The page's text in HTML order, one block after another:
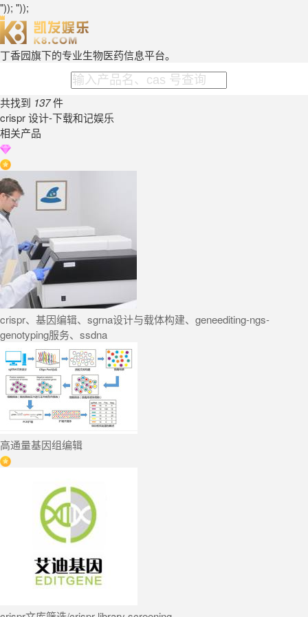
")); "));
丁香园旗下的专业生物医药信息平台。
共找到 137件
crispr 设计-下载和记娱乐
相关产品
crispr、基因编辑、sgrna设计与载体构建、geneediting-ngs-
genotyping服务、ssdna
高通量基因组编辑